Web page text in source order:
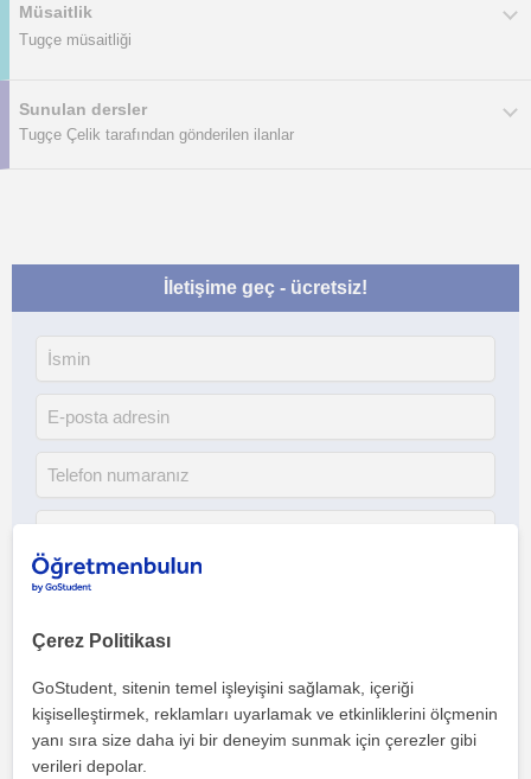
Müsaitlik
Tugçe müsaitliği
Sunulan dersler
Tugçe Çelik tarafından gönderilen ilanlar
İletişime geç - ücretsiz!
Çerez Politikası
GoStudent, sitenin temel işleyişini sağlamak, içeriği
kişiselleştirmek, reklamları uyarlamak ve etkinliklerini ölçmenin
yanı sıra size daha iyi bir deneyim sunmak için çerezler gibi
verileri depolar.